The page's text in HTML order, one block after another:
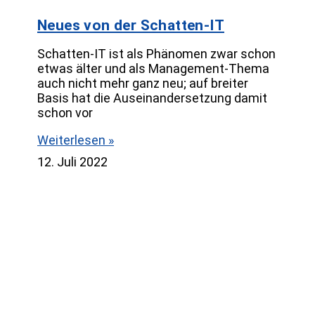
Neues von der Schatten-IT
Schatten-IT ist als Phänomen zwar schon
etwas älter und als Management-Thema
auch nicht mehr ganz neu; auf breiter
Basis hat die Auseinandersetzung damit
schon vor
Weiterlesen »
12. Juli 2022